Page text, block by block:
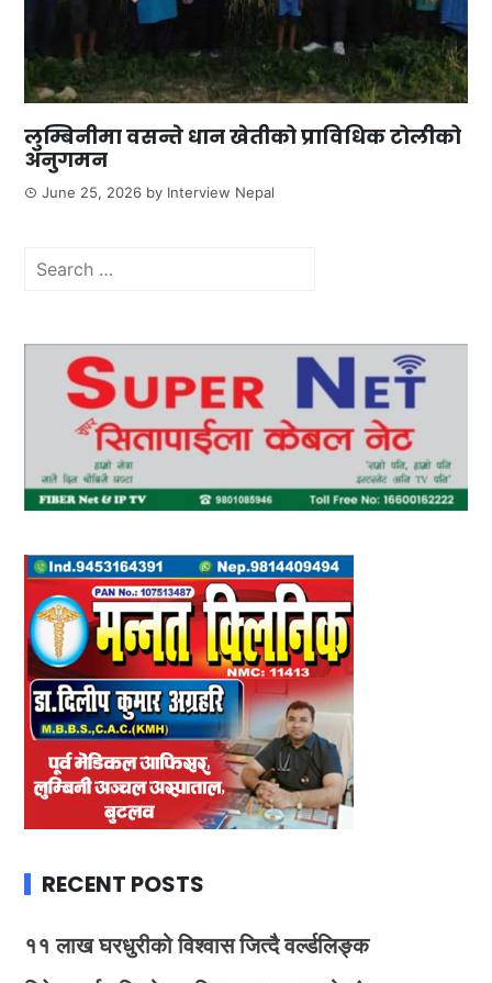
लुम्बिनीमा वसन्ते धान खेतीको प्राविधिक टोलीको
अनुगमन
June 25, 2026 by Interview Nepal
Search
RECENT POSTS
११ लाख घरधुरीको विश्वास जित्दै वर्ल्डलिङ्क